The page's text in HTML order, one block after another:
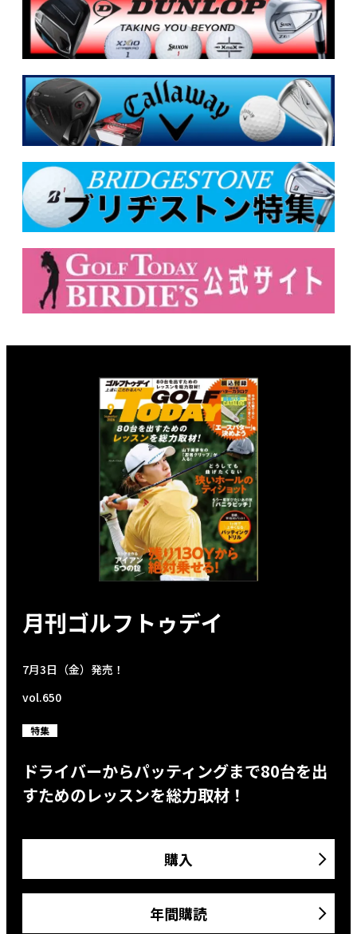
月刊ゴルフトゥデイ
7月3日（金）発売！
vol.650
特集
ドライバーからパッティングまで80台を出
すためのレッスンを総力取材！
購入
年間購読